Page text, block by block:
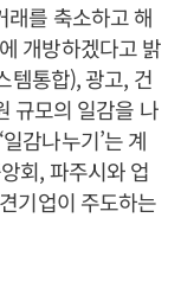
를 축소하고 해
개방하겠다고 밝
템통합), 광고, 건
규모의 일감을 나
감나누기’는 계
회, 파주시와 업
기업이 주도하는